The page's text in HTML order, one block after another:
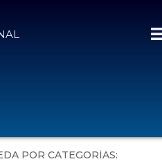
POR CATEGORÍAS: